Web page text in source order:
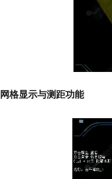
网格显示与测距功能